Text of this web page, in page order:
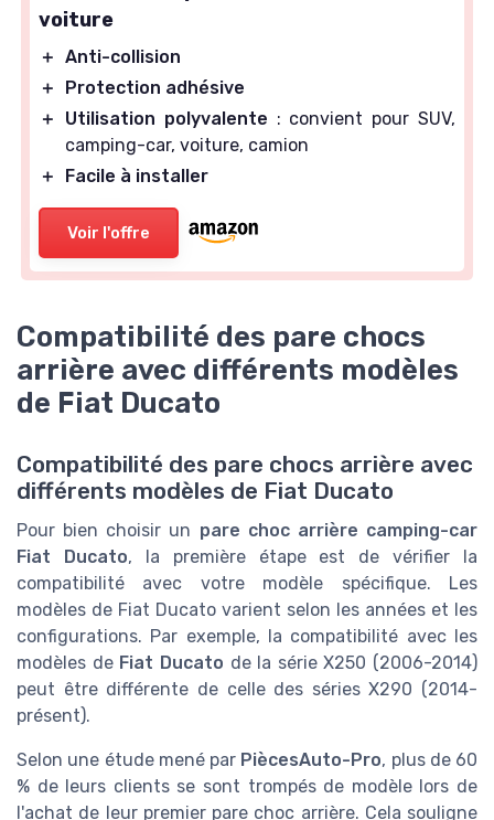
voiture
＋ Anti-collision
＋
Protection adhésive
＋
Utilisation polyvalente : convient pour SUV,
camping-car, voiture, camion
＋
Facile à installer
Voir l'offre
Compatibilité des pare chocs
arrière avec différents modèles
de Fiat Ducato
Compatibilité des pare chocs arrière avec
différents modèles de Fiat Ducato
Pour bien choisir un pare choc arrière camping-car
Fiat Ducato, la première étape est de vérifier la
compatibilité avec votre modèle spécifique. Les
modèles de Fiat Ducato varient selon les années et les
configurations. Par exemple, la compatibilité avec les
modèles de Fiat Ducato de la série X250 (2006-2014)
peut être différente de celle des séries X290 (2014-
présent).
Selon une étude mené par PiècesAuto-Pro, plus de 60
% de leurs clients se sont trompés de modèle lors de
l'achat de leur premier pare choc arrière. Cela souligne